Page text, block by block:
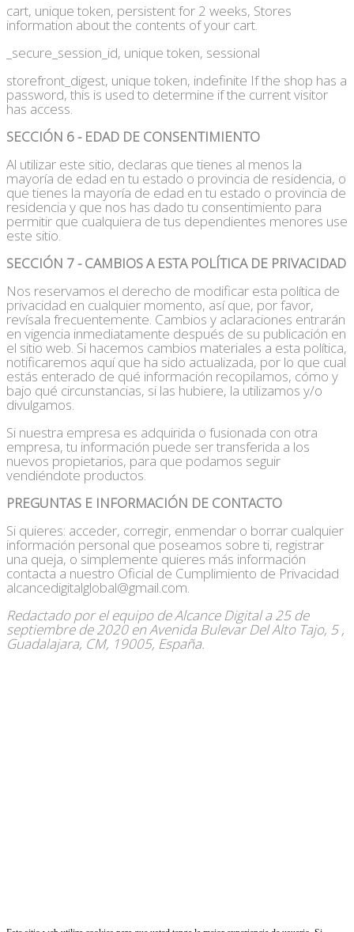
cart, unique token, persistent for 2 weeks, Stores
information about the contents of your cart.
_secure_session_id, unique token, sessional
storefront_digest, unique token, indefinite If the shop has a
password, this is used to determine if the current visitor
has access.
SECCIÓN 6 - EDAD DE CONSENTIMIENTO
Al utilizar este sitio, declaras que tienes al menos la
mayoría de edad en tu estado o provincia de residencia, o
que tienes la mayoría de edad en tu estado o provincia de
residencia y que nos has dado tu consentimiento para
permitir que cualquiera de tus dependientes menores use
este sitio.
SECCIÓN 7 - CAMBIOS A ESTA POLÍTICA DE PRIVACIDAD
Nos reservamos el derecho de modificar esta política de
privacidad en cualquier momento, así que, por favor,
revísala frecuentemente. Cambios y aclaraciones entrarán
en vigencia inmediatamente después de su publicación en
el sitio web. Si hacemos cambios materiales a esta política,
notificaremos aquí que ha sido actualizada, por lo que cual
estás enterado de qué información recopilamos, cómo y
bajo qué circunstancias, si las hubiere, la utilizamos y/o
divulgamos.
Si nuestra empresa es adquirida o fusionada con otra
empresa, tu información puede ser transferida a los
nuevos propietarios, para que podamos seguir
vendiéndote productos.
PREGUNTAS E INFORMACIÓN DE CONTACTO
Si quieres: acceder, corregir, enmendar o borrar cualquier
información personal que poseamos sobre ti, registrar
una queja, o simplemente quieres más información
contacta a nuestro Oficial de Cumplimiento de Privacidad
alcancedigitalglobal@gmail.com.
Redactado por el equipo de Alcance Digital a 25 de
septiembre de 2020 en Avenida Bulevar Del Alto Tajo, 5 ,
Guadalajara, CM, 19005, España.